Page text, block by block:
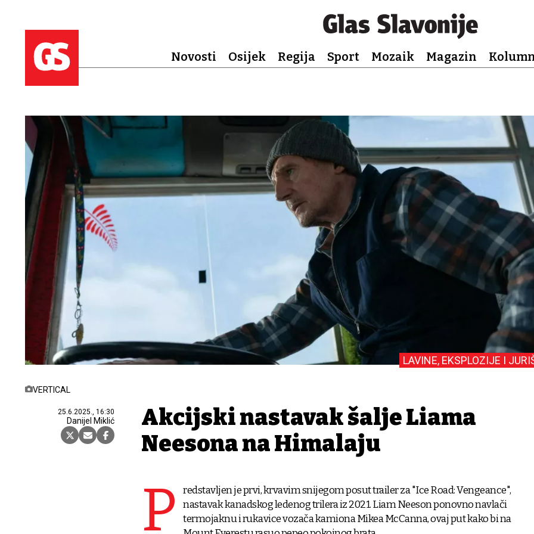
Novosti Osijek Regija Sport Mozaik Magazin
VERTICAL
25.6.2025., 16:30
Danijel Miklić
LAVINE, EKSPLOZIJE I
Akcijski nastavak šalje Liama
Neesona na Himalaju
P
redstavljen je prvi, krvavim snijegom posut trailer za "Ice Road: Vengeance",
nastavak kanadskog ledenog trilera iz 2021. Liam Neeson ponovno navlači
termojaknu i rukavice vozača kamiona Mikea McCanna, ovaj put kako bi na